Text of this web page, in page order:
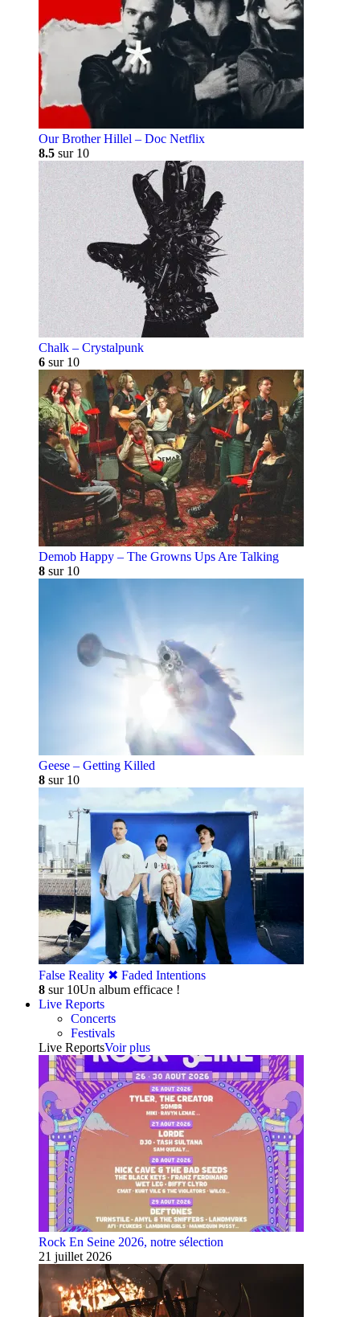
Our Brother Hillel – Doc Netflix
8.5 sur 10
Chalk – Crystalpunk
6 sur 10
Demob Happy – The Growns Ups Are Talking
8 sur 10
Geese – Getting Killed
8 sur 10
False Reality ✖︎ Faded Intentions
8 sur 10Un album efficace !
Live Reports
Concerts
Festivals
Live ReportsVoir plus
Rock En Seine 2026, notre sélection
21 juillet 2026